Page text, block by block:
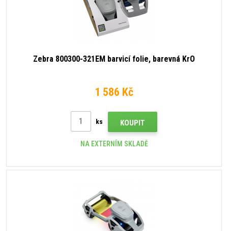
Zebra 800300-321EM barvicí folie, barevná KrO
1 586 Kč
ks KOUPIT
NA EXTERNÍM SKLADĚ